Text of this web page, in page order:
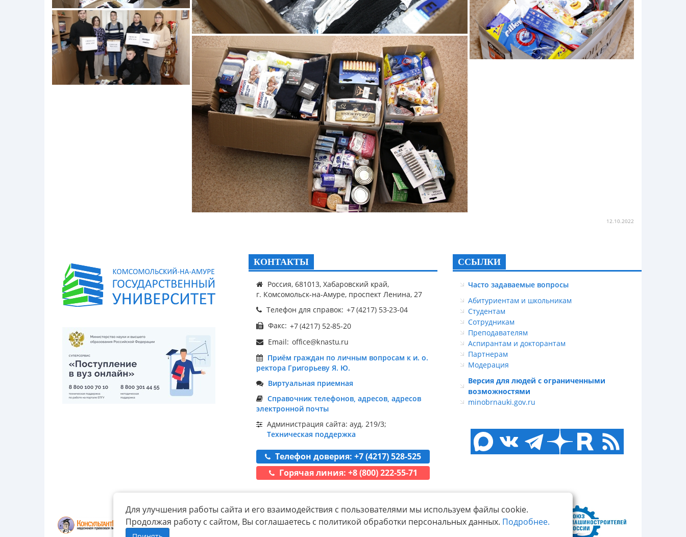
12.10.2022
Для улучшения работы сайта и его взаимодействия с пользователями мы используем файлы cookie.
Продолжая работу с сайтом, Вы соглашаетесь с политикой обработки персональных данных. Подробнее.
КОНТАКТЫ
Россия, 681013, Хабаровский край,
г. Комсомольск-на-Амуре, проспект Ленина, 27
Телефон для справок:
Факс:
Email:
Приём граждан по личным вопросам к и. о.
ректора Григорьеву Я. Ю.
Виртуальная приемная
Справочник телефонов, адресов, адресов
электронной почты
Администрация сайта: ауд. 219/3;
Техническая поддержка
Телефон доверия: +7 (4217) 528-525
Горячая линия: +8 (800) 222-55-71
ССЫЛКИ
Часто задаваемые вопросы
Абитуриентам и школьникам
Студентам
Сотрудникам
Преподавателям
Аспирантам и докторантам
Партнерам
Модерация
Версия для людей с ограниченными
возможностями
minobrnauki.gov.ru